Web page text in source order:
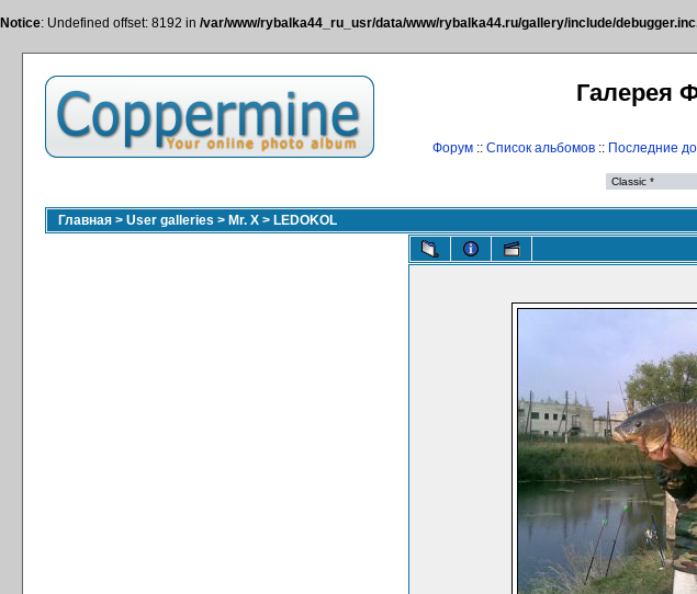
Notice: Undefined offset: 8192 in /var/www/rybalka44_ru_usr/data/www/rybalka44.ru/gallery/include/
Галерея
Форум:: Список альбомов:: Последние
Главная > User galleries > Mr. X > LEDOKOL